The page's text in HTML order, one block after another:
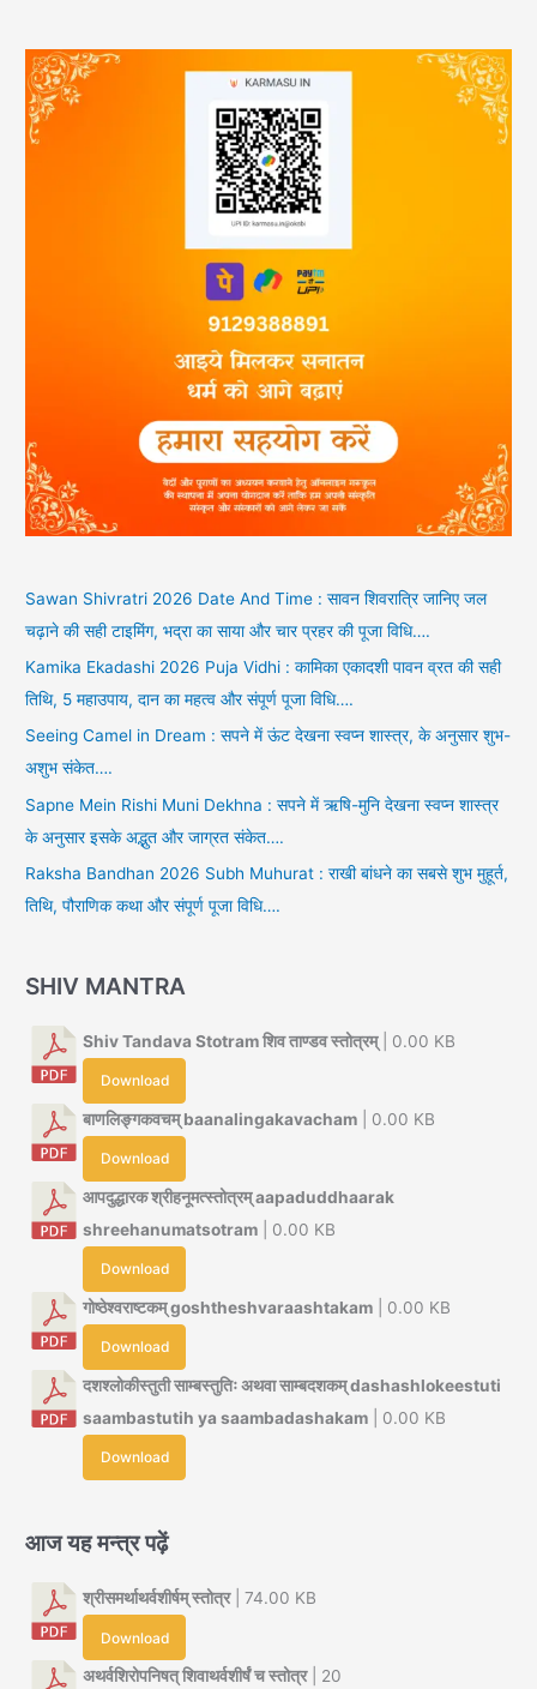
Sawan Shivratri 2026 Date And Time : सावन शिवरात्रि जानिए जल
चढ़ाने की सही टाइमिंग, भद्रा का साया और चार प्रहर की पूजा विधि….
Kamika Ekadashi 2026 Puja Vidhi : कामिका एकादशी पावन व्रत की सही
तिथि, 5 महाउपाय, दान का महत्व और संपूर्ण पूजा विधि….
Seeing Camel in Dream : सपने में ऊंट देखना स्वप्न शास्त्र, के अनुसार शुभ-
अशुभ संकेत….
Sapne Mein Rishi Muni Dekhna : सपने में ऋषि-मुनि देखना स्वप्न शास्त्र
के अनुसार इसके अद्भुत और जाग्रत संकेत….
Raksha Bandhan 2026 Subh Muhurat : राखी बांधने का सबसे शुभ मुहूर्त,
तिथि, पौराणिक कथा और संपूर्ण पूजा विधि….
SHIV MANTRA
Shiv Tandava Stotram शिव ताण्डव स्तोत्रम्| 0.00 KB
Download
बाणलिङ्गकवचम् baanalingakavacham | 0.00 KB
Download
आपदुद्धारक श्रीहनूमत्स्तोत्रम् aapaduddhaarak
shreehanumatsotram | 0.00 KB
Download
गोष्ठेश्वराष्टकम् goshtheshvaraashtakam | 0.00 KB
Download
दशश्लोकीस्तुती साम्बस्तुतिः अथवा साम्बदशकम् dashashlokeestuti
saambastutih ya saambadashakam | 0.00 KB
Download
आज यह मन्त्र पढ़ें
श्रीसमर्थाथर्वशीर्षम् स्तोत्र| 74.00 KB
Download
अथर्वशिरोपनिषत् शिवाथर्वशीर्षं च स्तोत्र| 20